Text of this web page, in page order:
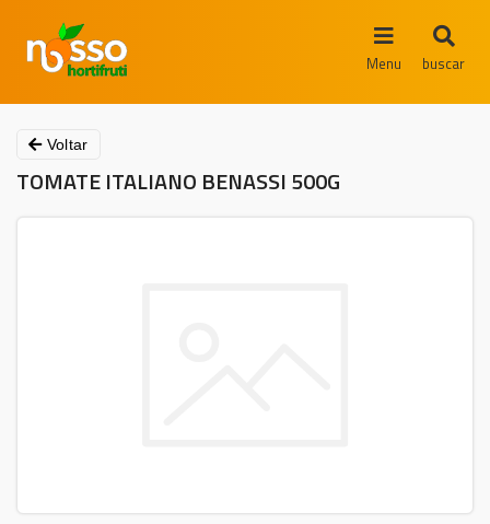
Menu buscar
Voltar
TOMATE ITALIANO BENASSI 500G